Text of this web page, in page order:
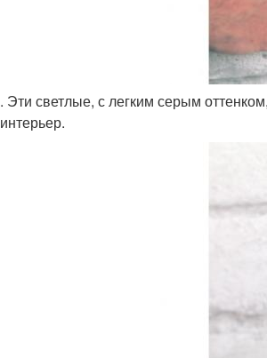
. Эти светлые, с легким серым
интерьер.